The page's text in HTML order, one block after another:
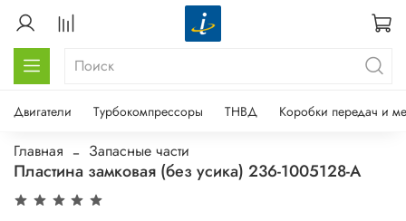
Двигатели Турбокомпрессоры ТНВД Коробки передач и
Главная Запасные части
Пластина замковая (без усика) 236-1005128-А